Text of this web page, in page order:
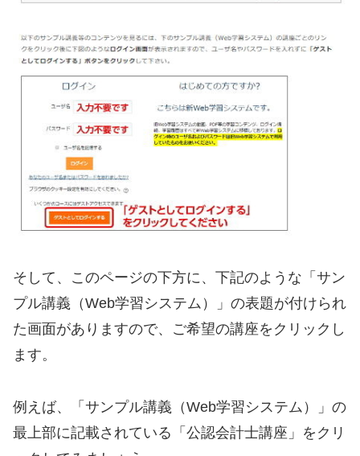
そして、このページの下方に、下記のような「サン
プル講義（Web学習システム）」の表題が付けられ
た画面がありますので、ご希望の講座をクリックし
ます。
例えば、「サンプル講義（Web学習システム）」の
最上部に記載されている「公認会計士講座」をクリ